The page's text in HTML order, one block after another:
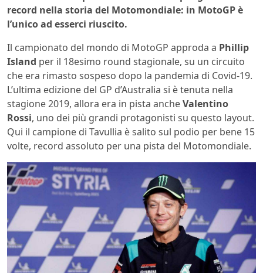
record nella storia del Motomondiale: in MotoGP è
l’unico ad esserci riuscito.
Il campionato del mondo di MotoGP approda a Phillip
Island per il 18esimo round stagionale, su un circuito
che era rimasto sospeso dopo la pandemia di Covid-19.
L’ultima edizione del GP d’Australia si è tenuta nella
stagione 2019, allora era in pista ancheValentino
Rossi, uno dei più grandi protagonisti su questo layout.
Qui il campione di Tavullia è salito sul podio per bene 15
volte, record assoluto per una pista del Motomondiale.